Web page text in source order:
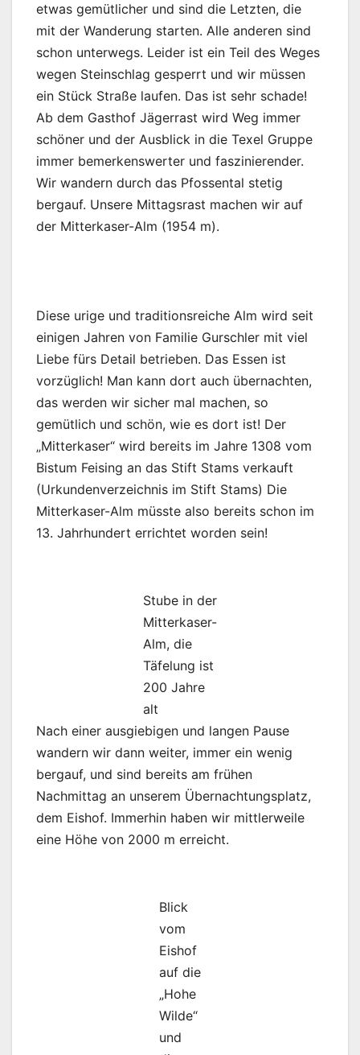
etwas gemütlicher und sind die Letzten, die
mit der Wanderung starten. Alle anderen sind
schon unterwegs. Leider ist ein Teil des Weges
wegen Steinschlag gesperrt und wir müssen
ein Stück Straße laufen. Das ist sehr schade!
Ab dem Gasthof Jägerrast wird Weg immer
schöner und der Ausblick in die Texel Gruppe
immer bemerkenswerter und faszinierender.
Wir wandern durch das Pfossental stetig
bergauf. Unsere Mittagsrast machen wir auf
der Mitterkaser-Alm (1954 m).
Diese urige und traditionsreiche Alm wird seit
einigen Jahren von Familie Gurschler mit viel
Liebe fürs Detail betrieben. Das Essen ist
vorzüglich! Man kann dort auch übernachten,
das werden wir sicher mal machen, so
gemütlich und schön, wie es dort ist! Der
„Mitterkaser“ wird bereits im Jahre 1308 vom
Bistum Feising an das Stift Stams verkauft
(Urkundenverzeichnis im Stift Stams) Die
Mitterkaser-Alm müsste also bereits schon im
13. Jahrhundert errichtet worden sein!
Stube in der
Mitterkaser-
Alm, die
Täfelung ist
200 Jahre
alt
Nach einer ausgiebigen und langen Pause
wandern wir dann weiter, immer ein wenig
bergauf, und sind bereits am frühen
Nachmittag an unserem Übernachtungsplatz,
dem Eishof. Immerhin haben wir mittlerweile
eine Höhe von 2000 m erreicht.
Blick
vom
Eishof
auf die
„Hohe
Wilde“
und